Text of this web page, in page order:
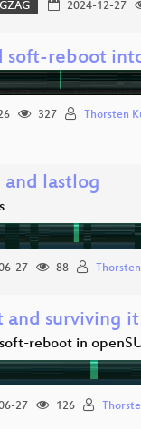
2024-12-27
soft-reboot
327 Thorsten
lastlog
27 88
and surviving
reboot in
27 126